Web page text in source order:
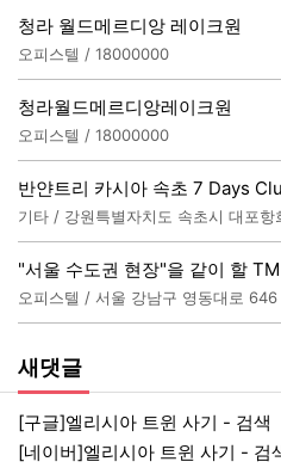
청라 월드메르디앙 레이크원
오피스텔 / 18000000
청라월드메르디앙레이크원
오피스텔 / 18000000
기타 / 강원특별자치도 속초시 대포
오피스텔 / 서울 강남구 영동대로
새댓글
[구글]엘리시아 트윈 사기 - 검색
[네이버]엘리시아 트윈 사기 - 검